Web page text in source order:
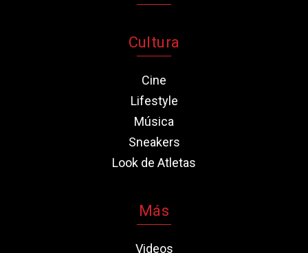
Cultura
Cine
Lifestyle
Música
Sneakers
Look de Atletas
Más
Videos